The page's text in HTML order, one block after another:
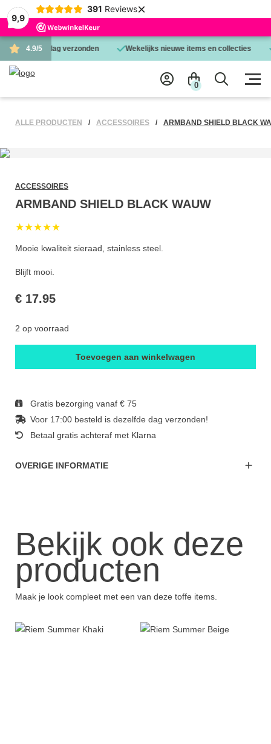
9,9
391 Reviews×
4.9/5
is dezelfde dag verzonden Wekelijks nieuwe items en collecties
0
ALLE PRODUCTEN ACCESSOIRES ARMBAND SHIELD BLACK
ACCESSOIRES
ARMBAND SHIELD BLACK WAUW
★★★★★
Mooie kwaliteit sieraad, stainless steel.
Blijft mooi.
€ 17.95
2 op voorraad
Toevoegen aan winkelwagen
Gratis bezorging vanaf € 75
Voor 17:00 besteld is dezelfde dag verzonden!
Betaal gratis achteraf met Klarna
OVERIGE INFORMATIE
Bekijk ook deze
producten
Maak je look compleet met een van deze toffe items.